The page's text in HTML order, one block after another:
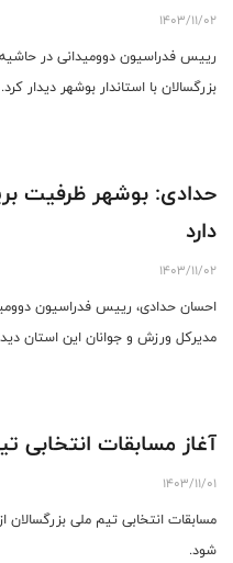
1403/11/02
رییس فدراسیون دوومیدانی در
بزرگسالان با استاندار بوشهر دیدار کرد.
حدادی: بوشهر ظرفیت
دارد
1403/11/02
احسان حدادی، رییس فدراسیون
مدیرکل ورزش و جوانان این استان
آغاز مسابقات انتخابی
1403/11/01
مسابقات انتخابی تیم ملی
شود.